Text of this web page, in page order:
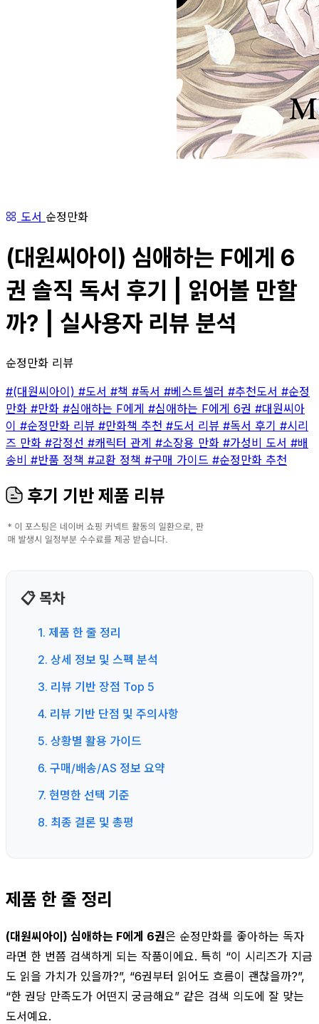
도서 순정만화
(대원씨아이) 심애하는 F에게 6
권 솔직 독서 후기 | 읽어볼 만할
까? | 실사용자 리뷰 분석
순정만화 리뷰
#(대원씨아이) #도서 #책 #독서 #베스트셀러 #추천도서 #순정
만화 #만화 #심애하는 F에게 #심애하는 F에게 6권 #대원씨아
이 #순정만화 리뷰 #만화책 추천 #도서 리뷰 #독서 후기 #시리
즈 만화 #감정선 #캐릭터 관계 #소장용 만화 #가성비 도서 #배
송비 #반품 정책 #교환 정책 #구매 가이드 #순정만화 추천
후기 기반 제품 리뷰
📋 목차
1. 제품 한 줄 정리
2. 상세 정보 및 스펙 분석
3. 리뷰 기반 장점 Top 5
4. 리뷰 기반 단점 및 주의사항
5. 상황별 활용 가이드
6. 구매/배송/AS 정보 요약
7. 현명한 선택 기준
8. 최종 결론 및 총평
제품 한 줄 정리
(대원씨아이) 심애하는 F에게 6권은 순정만화를 좋아하는 독자
라면 한 번쯤 검색하게 되는 작품이에요. 특히 “이 시리즈가 지금
도 읽을 가치가 있을까?”, “6권부터 읽어도 흐름이 괜찮을까?”,
“한 권당 만족도가 어떤지 궁금해요” 같은 검색 의도에 잘 맞는
도서예요.